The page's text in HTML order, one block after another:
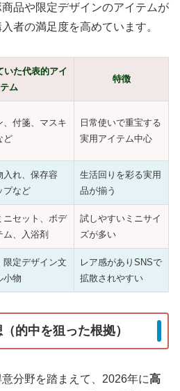
品や限定デザインのアイテムが
者の満足度を高めています。
いた代表的アイ
テム
特徴
、付箋、マスキ
ど
日常使いで重宝する
実用アイテム中心
入れ、保存容
プなど
生活回りを彩る実用
品が揃う
ニセット、ボデ
ム、入浴剤
試しやすいミニサイ
ズが多い
限定デザイン文
小物
レア感がありSNSで
拡散されやすい
的中を狙った根拠）
分野を踏まえて、2026年に高